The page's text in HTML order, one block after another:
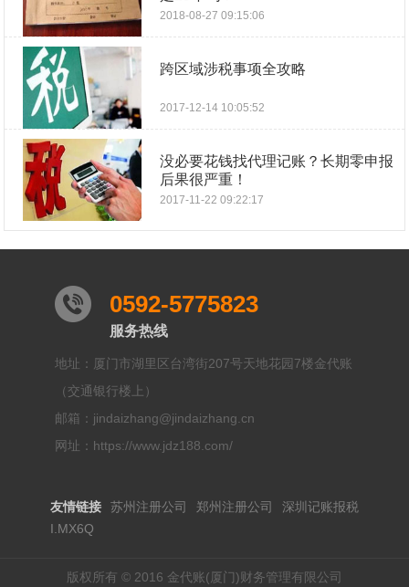
2018-08-27 09:15:06
跨区域涉税事项全攻略
2017-12-14 10:05:52
没必要花钱找代理记账？长期零申报
后果很严重！
2017-11-22 09:22:17
0592-5775823
服务热线
地址：厦门市湖里区台湾街207号天地花园7楼金代账
（交通银行楼上）
邮箱：jindaizhang@jindaizhang.cn
网址：https://www.jdz188.com/
友情链接 苏州注册公司 郑州注册公司
深圳记账报税
I.MX6Q
版权所有 © 2016 金代账(厦门)财务管理有限公司